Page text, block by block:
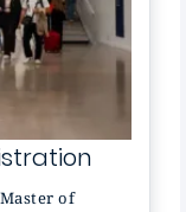
of